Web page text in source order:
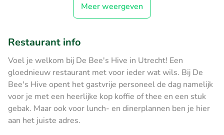
Meer weergeven
Restaurant info
Voel je welkom bij De Bee's Hive in Utrecht! Een
gloednieuw restaurant met voor ieder wat wils. Bij De
Bee's Hive opent het gastvrije personeel de dag namelijk
voor je met een heerlijke kop koffie of thee en een stuk
gebak. Maar ook voor lunch- en dinerplannen ben je hier
aan het juiste adres.